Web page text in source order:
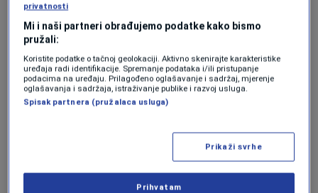
odlučivati o kontrolisanom restrukturiranju
zeničke željezare, zaštiti radnih mjesta te
očuvanju industrijskog sistema Zenice i
Federacije BiH.
očuvanje proizvodnje su krajnji ciljevi, po
Lakićevim riječima. Zakon daje šansu opstanku
privrednog društva i ponovnog pokretanja
privatnosti
Mi i naši partneri obrađujemo podatke kako bismo
pružali:
Koristite podatke o tačnoj geolokaciji. Aktivno skenirajte karakteristike
uređaja radi identifikacije. Spremanje podataka i/ili pristupanje
podacima na uređaju. Prilagođeno oglašavanje i sadržaj, mjerenje
oglašavanja i sadržaja, istraživanje publike i razvoj usluga.
Spisak partnera (pružalaca usluga)
Prikaži svrhe
Prihvatam